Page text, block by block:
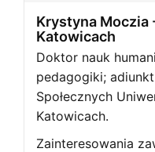
Krystyna Moczia
Katowicach
Doktor nauk
pedagogiki;
Społecznych
Katowicach.
Zainteresowania